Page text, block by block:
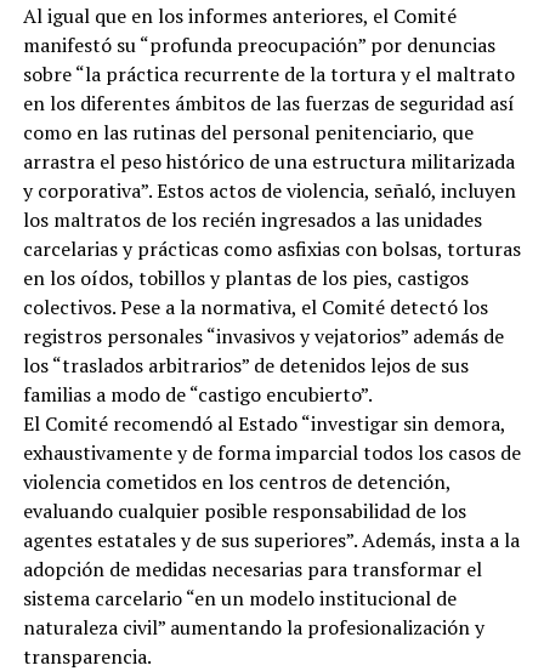
Al igual que en los informes anteriores, el Comité
manifestó su “profunda preocupación” por denuncias
sobre “la práctica recurrente de la tortura y el maltrato
en los diferentes ámbitos de las fuerzas de seguridad así
como en las rutinas del personal penitenciario, que
arrastra el peso histórico de una estructura militarizada
y corporativa”. Estos actos de violencia, señaló, incluyen
los maltratos de los recién ingresados a las unidades
carcelarias y prácticas como asfixias con bolsas, torturas
en los oídos, tobillos y plantas de los pies, castigos
colectivos. Pese a la normativa, el Comité detectó los
registros personales “invasivos y vejatorios” además de
los “traslados arbitrarios” de detenidos lejos de sus
familias a modo de “castigo encubierto”.
El Comité recomendó al Estado “investigar sin demora,
exhaustivamente y de forma imparcial todos los casos de
violencia cometidos en los centros de detención,
evaluando cualquier posible responsabilidad de los
agentes estatales y de sus superiores”. Además, insta a la
adopción de medidas necesarias para transformar el
sistema carcelario “en un modelo institucional de
naturaleza civil” aumentando la profesionalización y
transparencia.